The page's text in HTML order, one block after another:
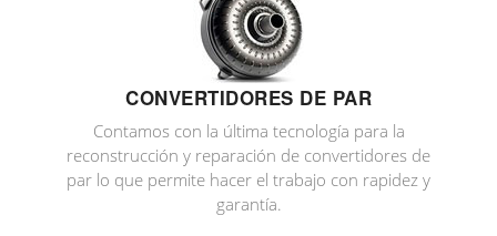
CONVERTIDORES DE PAR
Contamos con la última tecnología para la
reconstrucción y reparación de convertidores de
par lo que permite hacer el trabajo con rapidez y
garantía.